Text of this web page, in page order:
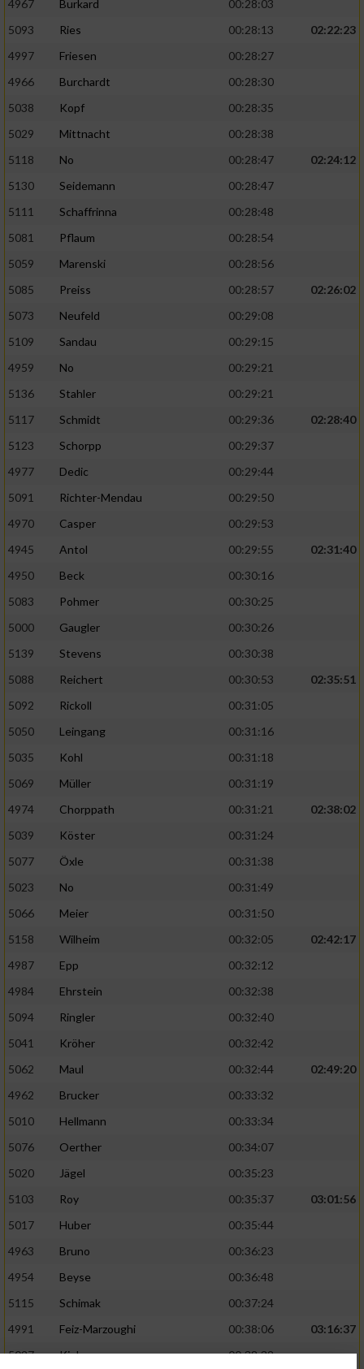
4967 Burkard
00:28:03
5093
Ries 00:28:13
02:22:23
4997
Friesen
00:28:27
4966
Burchardt
00:28:30
5038
Kopf
00:28:35
5029
Mittnacht
00:28:38
5118
No 00:28:47
02:24:12
5130
Seidemann
00:28:47
5111
Schaffrinna
00:28:48
5081
Pflaum
00:28:54
5059
Marenski
00:28:56
5085
Preiss 00:28:57
02:26:02
5073
Neufeld
00:29:08
5109
Sandau
00:29:15
4959
No
00:29:21
5136
Stahler
00:29:21
5117
Schmidt 00:29:36
02:28:40
5123
Schorpp
00:29:37
4977
Dedic
00:29:44
5091
Richter-Mendau
00:29:50
4970
Casper
00:29:53
4945
Antol 00:29:55
02:31:40
4950
Beck
00:30:16
5083
Pohmer
00:30:25
5000
Gaugler
00:30:26
5139
Stevens
00:30:38
5088
Reichert 00:30:53
02:35:51
5092
Rickoll
00:31:05
5050
Leingang
00:31:16
5035
Kohl
00:31:18
5069
Müller
00:31:19
4974
Chorppath 00:31:21
02:38:02
5039
Köster
00:31:24
5077
Öxle
00:31:38
5023
No
00:31:49
5066
Meier
00:31:50
5158
Wilheim 00:32:05
02:42:17
4987
Epp
00:32:12
4984
Ehrstein
00:32:38
5094
Ringler
00:32:40
5041
Kröher
00:32:42
5062
Maul 00:32:44
02:49:20
4962
Brucker
00:33:32
5010
Hellmann
00:33:34
5076
Oerther
00:34:07
5020
Jägel
00:35:23
5103
Roy 00:35:37
03:01:56
5017
Huber
00:35:44
4963
Bruno
00:36:23
4954
Beyse
00:36:48
5115
Schimak
00:37:24
4991
Feiz-Marzoughi 00:38:06
03:16:37
5027
Kiehne
00:38:32